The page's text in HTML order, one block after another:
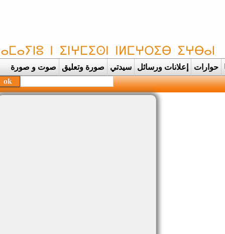
حوارات إعلانات ورسائل سيدتي صورة وتعليق صوت و صورة